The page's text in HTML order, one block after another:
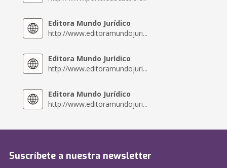
Editora Mundo Jurídico
http://www.editoramundojuri...
Editora Mundo Jurídico
http://www.editoramundojuri...
Editora Mundo Jurídico
http://www.editoramundojuri...
Suscríbete a nuestra newsletter